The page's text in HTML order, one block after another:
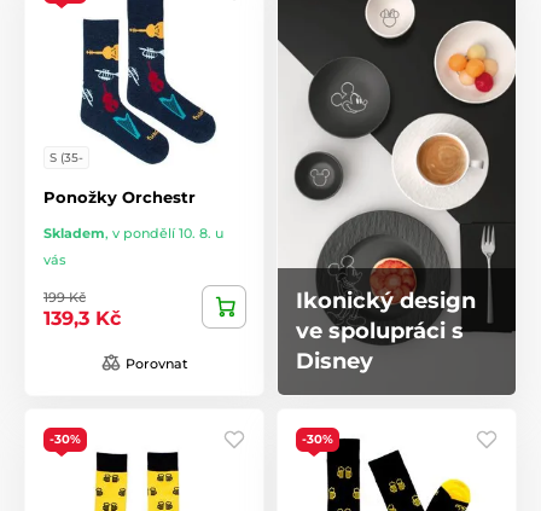
S (35-
Ponožky Orchestr
Skladem, v pondělí 10. 8. u
vás
199 Kč
139,3 Kč
Porovnat
Ikonický design
ve spolupráci s
Disney
-30% -30%